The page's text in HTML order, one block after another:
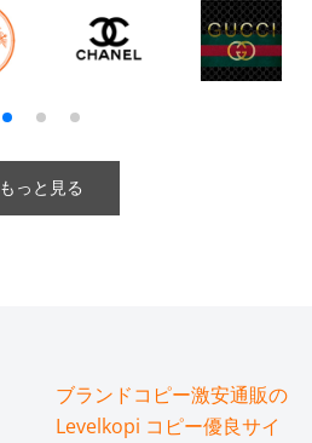
もっと見る
ブランドコピー激安通販の
Levelkopi コピー優良サイ